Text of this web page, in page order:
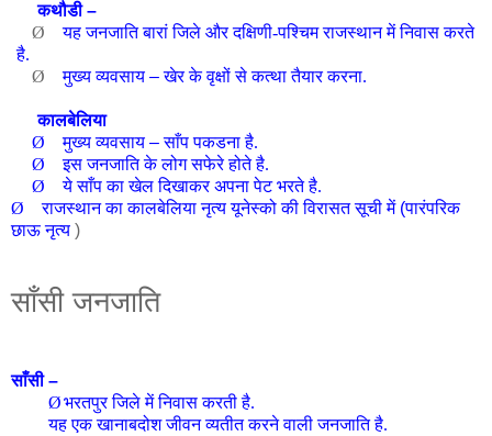
कथौडी–
Ø
यह जनजाति बारां जिले और दक्षिणी-पश्चिम राजस्थान में निवास करते
है.
Ø
मुख्य व्यवसाय–खेर के वृक्षोंसेकत्था तैयार करना.
कालबेलिया
Ø
मुख्य व्यवसाय–साँप पकडना है.
Ø
इस जनजाति के लोग सफेरे होते है.
Ø
ये साँप का खेल दिखाकर अपना पेट भरते है.
Ø
राजस्थान का कालबेलिया नृत्य यूनेस्को की विरासत सूची में (पारंपरिक
छाऊ नृत्य )
साँसी जनजाति
साँसी–
Øभरतपुर जिले में निवास करती है.
यह एक खानाबदोश जीवन व्यतीत करने वाली जनजाति है.